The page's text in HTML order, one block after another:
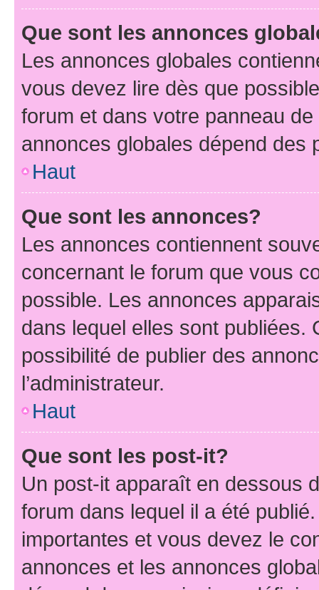
Que sont les annonces
Les annonces globales
vous devez lire dès que
forum et dans votre panneau
annonces globales dépend des
Haut
Que sont les annonces?
Les annonces contiennent
concernant le forum que vous
possible. Les annonces
dans lequel elles sont publiées.
possibilité de publier des
l’administrateur.
Haut
Que sont les post-it?
Un post-it apparaît en dessous
forum dans lequel il a été
importantes et vous devez le
annonces et les annonces